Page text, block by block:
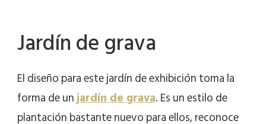
Jardín de grava
El diseño para este jardín de exhibición toma la
forma de unjardín de grava. Es un estilo de
plantación bastante nuevo para ellos, reconoce